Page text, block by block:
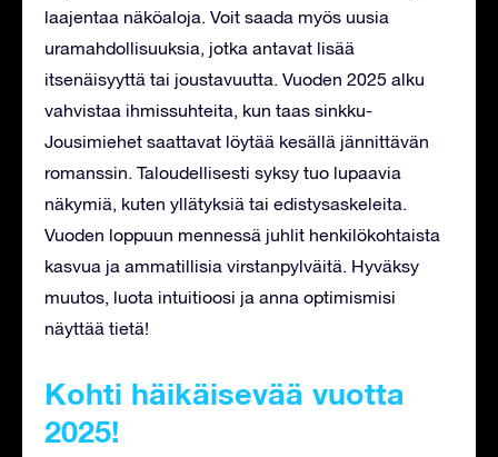
laajentaa näköaloja. Voit saada myös uusia
uramahdollisuuksia, jotka antavat lisää
itsenäisyyttä tai joustavuutta. Vuoden 2025 alku
vahvistaa ihmissuhteita, kun taas sinkku-
Jousimiehet saattavat löytää kesällä jännittävän
romanssin. Taloudellisesti syksy tuo lupaavia
näkymiä, kuten yllätyksiä tai edistysaskeleita.
Vuoden loppuun mennessä juhlit henkilökohtaista
kasvua ja ammatillisia virstanpylväitä. Hyväksy
muutos, luota intuitioosi ja anna optimismisi
näyttää tietä!
Kohti häikäisevää vuotta
2025!